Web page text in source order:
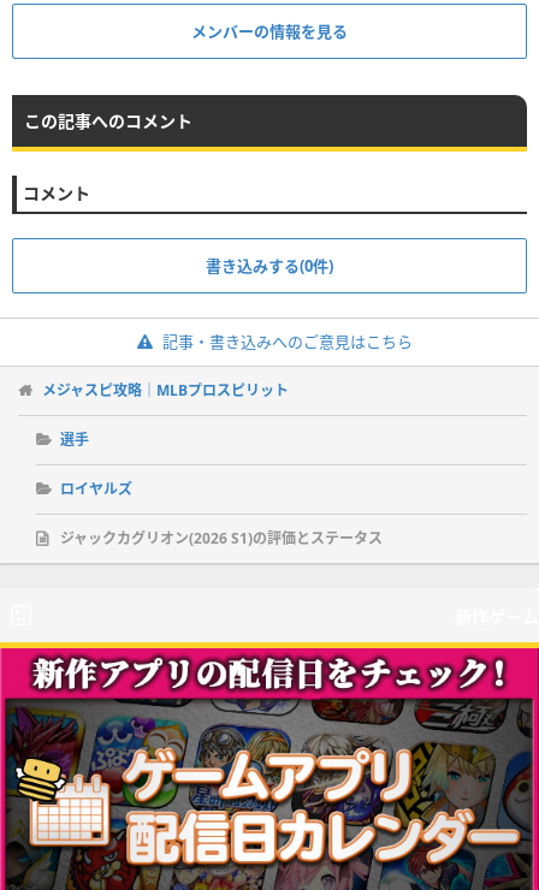
メンバーの情報を見る
この記事へのコメント
コメント
書き込みする(0件)
記事・書き込みへのご意見はこちら
メジャスピ攻略｜MLBプロスピリット
選手
ロイヤルズ
ジャックカグリオン(2026 S1)の評価とステータス